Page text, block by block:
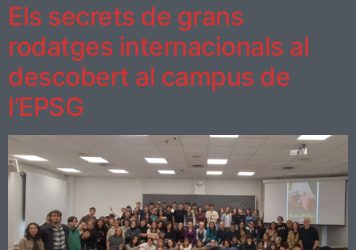
Els secrets de grans
rodatges internacionals al
descobert al campus de
l’EPSG